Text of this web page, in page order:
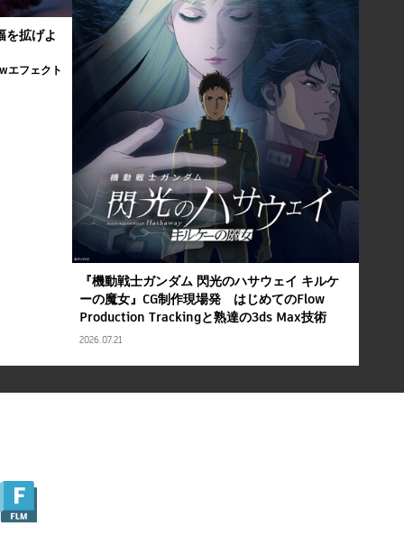
を拡げよ
エフェクト
『機動戦士ガンダム 閃光のハサウェイ キルケ
ーの魔女』CG制作現場発 はじめてのFlow
Production Trackingと熟達の3ds Max技術
2026.07.21